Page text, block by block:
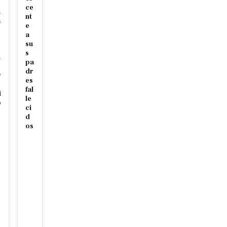
ce
nt
e
a
su
s
pa
dr
es
fal
le
ci
d
os